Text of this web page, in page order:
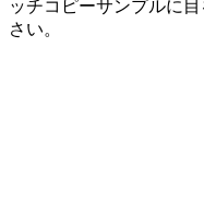
ッチコピーサンプルに
さい。